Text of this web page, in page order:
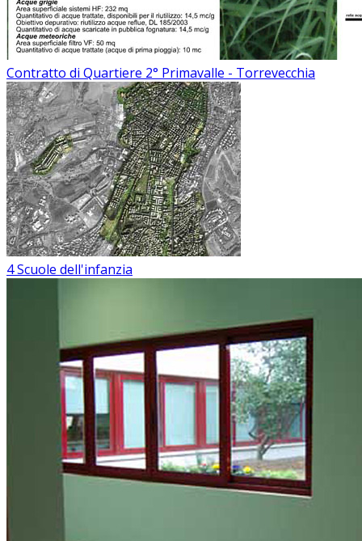
Contratto di Quartiere 2° Primavalle - Torrevecchia
4 Scuole dell'infanzia